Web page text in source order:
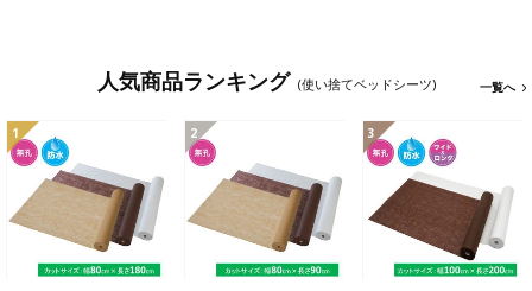
人気商品ランキング (使い捨てベッドシーツ) 一覧へ
1 2 3